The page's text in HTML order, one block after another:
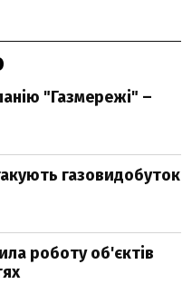
"Газмережі" –
газовидобуток
роботу об'єктів